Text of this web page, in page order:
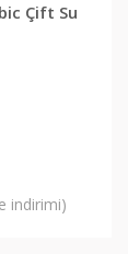
Çift Su
indirimi)